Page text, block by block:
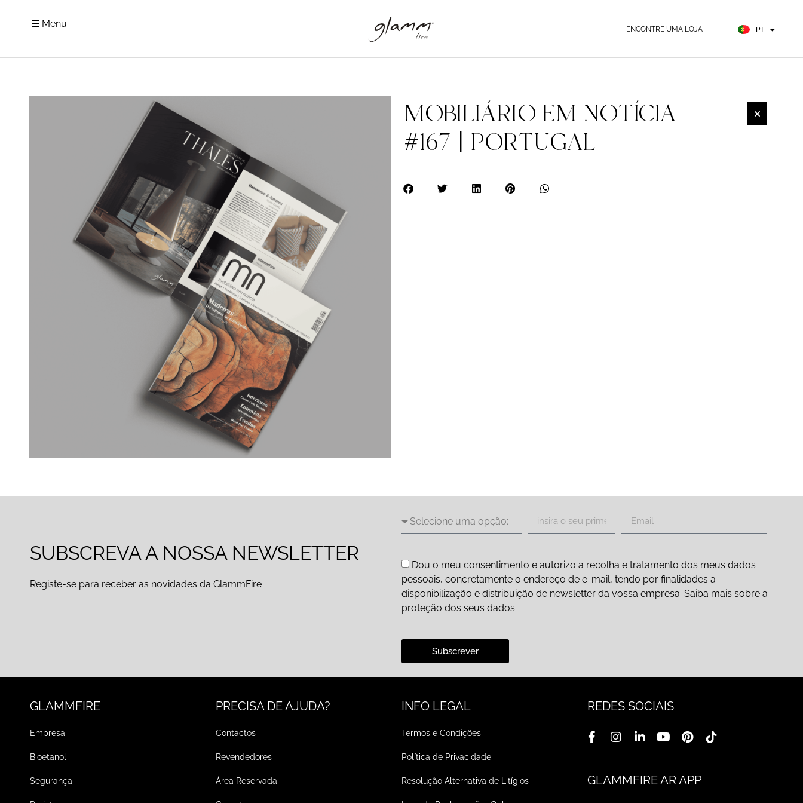
☰ Menu ENCONTRE UMA LOJA PT
DE
MOBILIÁRIO EM NOTÍCIA
#167 | PORTUGAL
SUBSCREVA A NOSSA NEWSLETTER
Registe-se para receber as novidades da GlammFire
Dou o meu consentimento e autorizo a recolha e tratamento dos meus dados
pessoais, concretamente o endereço de e-mail, tendo por finalidades a
disponibilização e distribuição de newsletter da vossa empresa. Saiba mais sobre a
proteção dos seus dados
Subscrever
GLAMMFIRE
Empresa
Bioetanol
Segurança
PRECISA DE AJUDA?
Contactos
Revendedores
Área Reservada
INFO LEGAL
Termos e Condições
Política de Privacidade
Resolução Alternativa de Litígios
REDES SOCIAIS
GLAMMFIRE AR APP